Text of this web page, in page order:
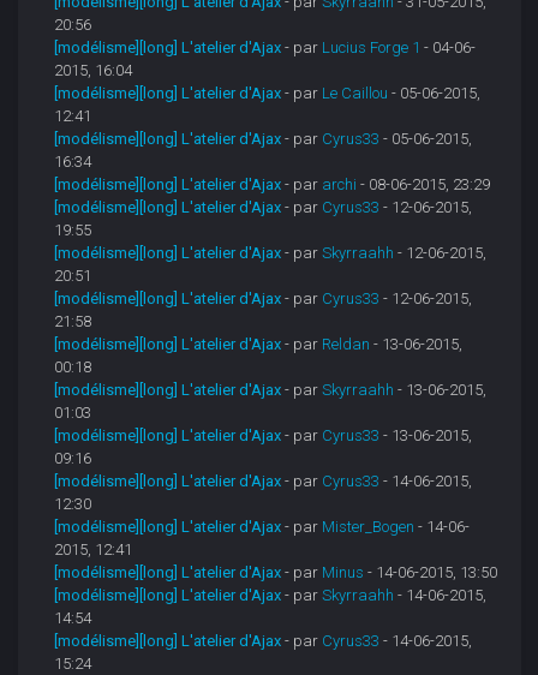
20:56
[modélisme][long] L'atelier d'Ajax - par Lucius Forge 1 - 04-06-
2015, 16:04
[modélisme][long] L'atelier d'Ajax - par Le Caillou - 05-06-2015,
12:41
[modélisme][long] L'atelier d'Ajax - par Cyrus33 - 05-06-2015,
16:34
[modélisme][long] L'atelier d'Ajax - par archi - 08-06-2015, 23:29
[modélisme][long] L'atelier d'Ajax - par Cyrus33 - 12-06-2015,
19:55
[modélisme][long] L'atelier d'Ajax - parSkyrraahh - 12-06-2015,
20:51
[modélisme][long] L'atelier d'Ajax - par Cyrus33 - 12-06-2015,
21:58
[modélisme][long] L'atelier d'Ajax - par Reldan - 13-06-2015,
00:18
[modélisme][long] L'atelier d'Ajax - parSkyrraahh - 13-06-2015,
01:03
[modélisme][long] L'atelier d'Ajax - par Cyrus33 - 13-06-2015,
09:16
[modélisme][long] L'atelier d'Ajax - par Cyrus33 - 14-06-2015,
12:30
[modélisme][long] L'atelier d'Ajax - par Mister_Bogen - 14-06-
2015, 12:41
[modélisme][long] L'atelier d'Ajax - par Minus - 14-06-2015, 13:50
[modélisme][long] L'atelier d'Ajax - parSkyrraahh - 14-06-2015,
14:54
[modélisme][long] L'atelier d'Ajax - par Cyrus33 - 14-06-2015,
15:24